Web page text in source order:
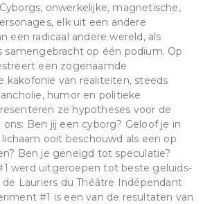
onwerkelijke, magnetische,
elk uit een andere
een radicaal andere wereld, als
samengebracht op één podium. Op
een zogenaamde
kakofonie van realiteiten, steeds
humor en politieke
ze hypotheses voor de
Ben jij een cyborg? Geloof je in
ooit beschouwd als een op
Ben je geneigd tot speculatie?
werd uitgeroepen tot beste geluids-
Lauriers du Théâtre Indépendant
#1 is een van de resultaten van